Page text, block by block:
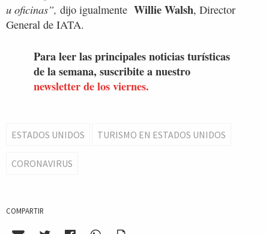
u oficinas”, dijo igualmente Willie Walsh, Director
General de IATA.
Para leer las principales noticias turísticas
de la semana, suscribite a nuestro
newsletter de los viernes.
ESTADOS UNIDOS TURISMO EN ESTADOS UNIDOS
CORONAVIRUS
COMPARTIR